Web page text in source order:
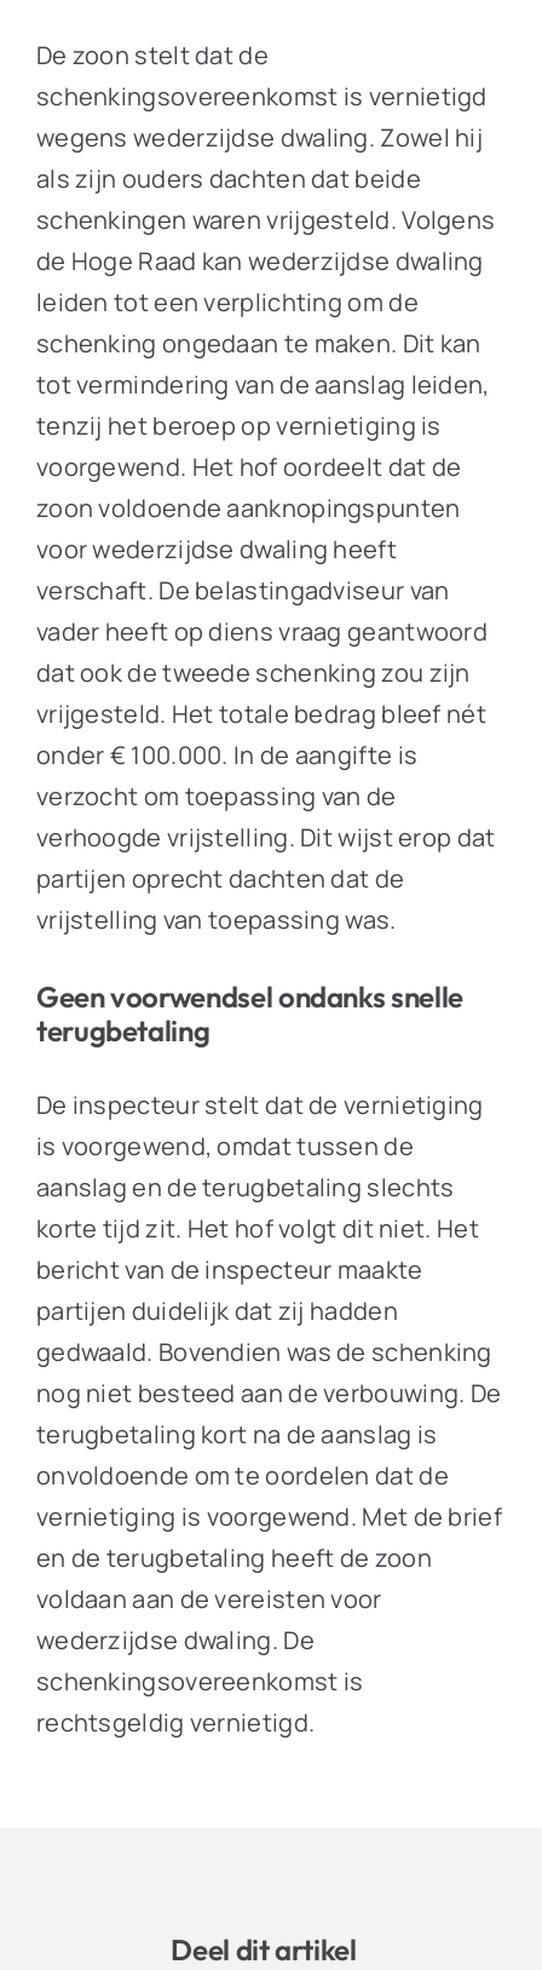
De zoon stelt dat de
schenkingsovereenkomst is vernietigd
wegens wederzijdse dwaling. Zowel hij
als zijn ouders dachten dat beide
schenkingen waren vrijgesteld. Volgens
de Hoge Raad kan wederzijdse dwaling
leiden tot een verplichting om de
schenking ongedaan te maken. Dit kan
tot vermindering van de aanslag leiden,
tenzij het beroep op vernietiging is
voorgewend. Het hof oordeelt dat de
zoon voldoende aanknopingspunten
voor wederzijdse dwaling heeft
verschaft. De belastingadviseur van
vader heeft op diens vraag geantwoord
dat ook de tweede schenking zou zijn
vrijgesteld. Het totale bedrag bleef nét
onder € 100.000. In de aangifte is
verzocht om toepassing van de
verhoogde vrijstelling. Dit wijst erop dat
partijen oprecht dachten dat de
vrijstelling van toepassing was.
Geen voorwendsel ondanks snelle
terugbetaling
De inspecteur stelt dat de vernietiging
is voorgewend, omdat tussen de
aanslag en de terugbetaling slechts
korte tijd zit. Het hof volgt dit niet. Het
bericht van de inspecteur maakte
partijen duidelijk dat zij hadden
gedwaald. Bovendien was de schenking
nog niet besteed aan de verbouwing. De
terugbetaling kort na de aanslag is
onvoldoende om te oordelen dat de
vernietiging is voorgewend. Met de brief
en de terugbetaling heeft de zoon
voldaan aan de vereisten voor
wederzijdse dwaling. De
schenkingsovereenkomst is
rechtsgeldig vernietigd.
Deel dit artikel